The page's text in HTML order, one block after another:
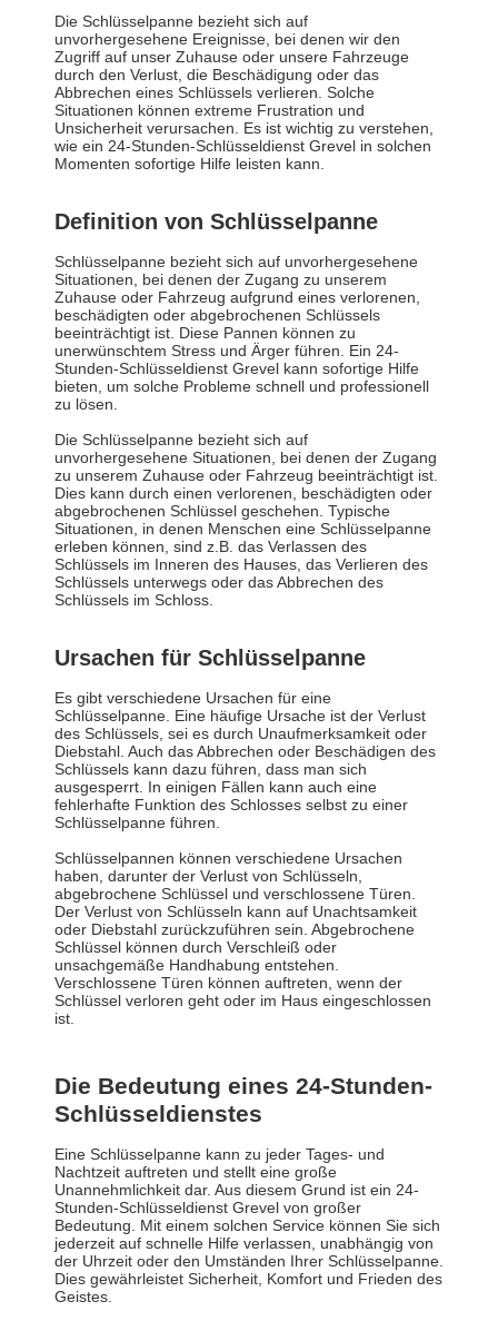
Die Schlüsselpanne bezieht sich auf
unvorhergesehene Ereignisse, bei denen wir den
Zugriff auf unser Zuhause oder unsere Fahrzeuge
durch den Verlust, die Beschädigung oder das
Abbrechen eines Schlüssels verlieren. Solche
Situationen können extreme Frustration und
Unsicherheit verursachen. Es ist wichtig zu verstehen,
wie ein 24-Stunden-Schlüsseldienst Grevel in solchen
Momenten sofortige Hilfe leisten kann.
Definition von Schlüsselpanne
Schlüsselpanne bezieht sich auf unvorhergesehene
Situationen, bei denen der Zugang zu unserem
Zuhause oder Fahrzeug aufgrund eines verlorenen,
beschädigten oder abgebrochenen Schlüssels
beeinträchtigt ist. Diese Pannen können zu
unerwünschtem Stress und Ärger führen. Ein 24-
Stunden-Schlüsseldienst Grevel kann sofortige Hilfe
bieten, um solche Probleme schnell und professionell
zu lösen.
Die Schlüsselpanne bezieht sich auf
unvorhergesehene Situationen, bei denen der Zugang
zu unserem Zuhause oder Fahrzeug beeinträchtigt ist.
Dies kann durch einen verlorenen, beschädigten oder
abgebrochenen Schlüssel geschehen. Typische
Situationen, in denen Menschen eine Schlüsselpanne
erleben können, sind z.B. das Verlassen des
Schlüssels im Inneren des Hauses, das Verlieren des
Schlüssels unterwegs oder das Abbrechen des
Schlüssels im Schloss.
Ursachen für Schlüsselpanne
Es gibt verschiedene Ursachen für eine
Schlüsselpanne. Eine häufige Ursache ist der Verlust
des Schlüssels, sei es durch Unaufmerksamkeit oder
Diebstahl. Auch das Abbrechen oder Beschädigen des
Schlüssels kann dazu führen, dass man sich
ausgesperrt. In einigen Fällen kann auch eine
fehlerhafte Funktion des Schlosses selbst zu einer
Schlüsselpanne führen.
Schlüsselpannen können verschiedene Ursachen
haben, darunter der Verlust von Schlüsseln,
abgebrochene Schlüssel und verschlossene Türen.
Der Verlust von Schlüsseln kann auf Unachtsamkeit
oder Diebstahl zurückzuführen sein. Abgebrochene
Schlüssel können durch Verschleiß oder
unsachgemäße Handhabung entstehen.
Verschlossene Türen können auftreten, wenn der
Schlüssel verloren geht oder im Haus eingeschlossen
ist.
Die Bedeutung eines 24-Stunden-
Schlüsseldienstes
Eine Schlüsselpanne kann zu jeder Tages- und
Nachtzeit auftreten und stellt eine große
Unannehmlichkeit dar. Aus diesem Grund ist ein 24-
Stunden-Schlüsseldienst Grevel von großer
Bedeutung. Mit einem solchen Service können Sie sich
jederzeit auf schnelle Hilfe verlassen, unabhängig von
der Uhrzeit oder den Umständen Ihrer Schlüsselpanne.
Dies gewährleistet Sicherheit, Komfort und Frieden des
Geistes.